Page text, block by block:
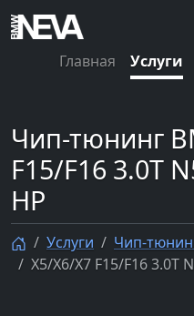
Главная Услуги
Чип-тюнинг
F15/F16 3.0T
HP
Услуги
Чип-
X5/X6/X7 F15/F16 3.0T